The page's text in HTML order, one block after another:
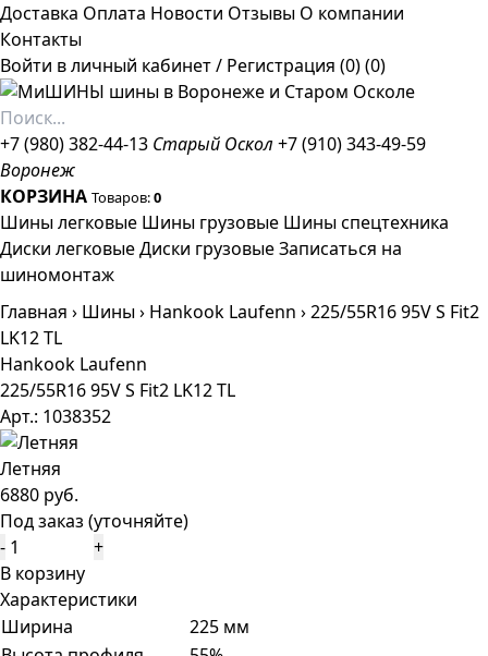
Доставка Оплата Новости Отзывы О компании
Контакты
Войти в личный кабинет/ Регистрация (0)(0)
+7 (980) 382-44-13 Старый Оскол +7 (910) 343-49-59
Воронеж
КОРЗИНА Товаров:0
Шины легковые Шины грузовые Шины спецтехника
Диски легковыеДиски грузовыеЗаписаться на
шиномонтаж
Главная › Шины› Hankook Laufenn ›225/55R16 95V S Fit2
LK12 TL
Hankook Laufenn
225/55R16 95V S Fit2 LK12 TL
Арт.: 1038352
Летняя
6880 руб.
Под заказ (уточняйте)
-
+
В корзину
Характеристики
Ширина
225 мм